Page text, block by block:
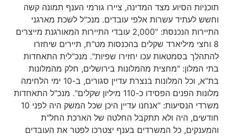
תוכניות הסיוע מצד המדינה, ציירו גורמי הענף תמונה קשה
וחשש לעתיד עשרות אלפי עובדים. מנכ"ל לשכת מארגני
התיירות הנכנסת: "2,000 עובדי התיירות המאורגנת מייצרים
8 וחצי מיליארד שקלים בהכנסות מט"ח, תיירים שיחזרו
להתהלך בסמטאות עכו יחזירו שפיות". מנכ"לית התאחדות
בתי המלון: "מחצית מהמלונות בירושלים, חלק מהמלונות
בת"א, וכל המלונות בנצרת עדיין סגורים, ב-10 ימי הלחימה
מלונות הפנים הפסידו כ-110 מיליון שקלים". מנכ"ל התאחדות
משרדי הנסיעות: "אנחנו עדיין היכן שכל המשק היה לפני 10
חודשים, היה ולא תתקבל החלטה של הארכת החל"ת
והמענקים, כל המשרדים בענף יצטרכו לפטר את העובדים